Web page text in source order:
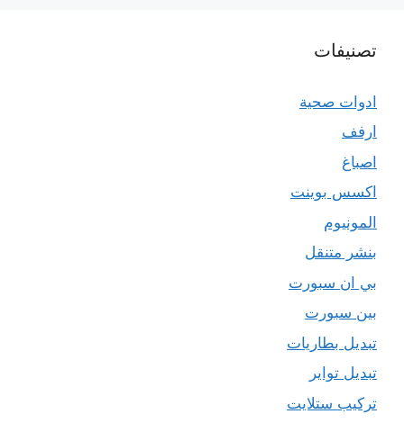
تصنيفات
ادوات صحية
ارفف
اصباغ
اكسس بوينت
المونيوم
بنشر متنقل
بي ان سبورت
بين سبورت
تبديل بطاريات
تبديل تواير
تركيب ستلايت